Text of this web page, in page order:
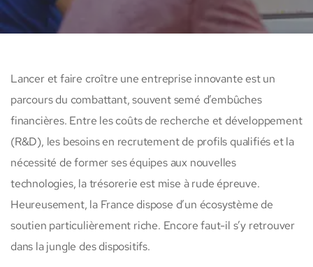
Lancer et faire croître une entreprise innovante est un
parcours du combattant, souvent semé d’embûches
financières. Entre les coûts de recherche et développement
(R&D), les besoins en recrutement de profils qualifiés et la
nécessité de former ses équipes aux nouvelles
technologies, la trésorerie est mise à rude épreuve.
Heureusement, la France dispose d’un écosystème de
soutien particulièrement riche. Encore faut-il s’y retrouver
dans la jungle des dispositifs.